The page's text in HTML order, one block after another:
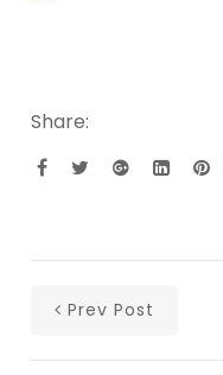
Share:
Prev Post